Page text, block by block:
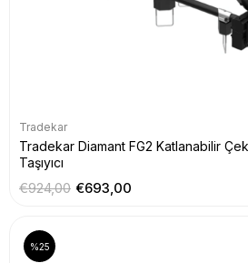
Tradekar
Tradekar Diamant FG2 Katlanabilir
Taşıyıcı
€693,00
€924,00
%25